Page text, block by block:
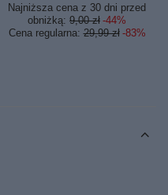
Najniższa cena z 30 dni przed
obniżką: 9,00 zł -44%
Cena regularna:29,99 zł -83%